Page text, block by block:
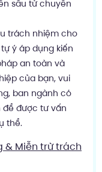
sâu từ chuyên
trách nhiệm cho
ý áp dụng kiến
an toàn và
của bạn, vui
ban ngành có
để được tư vấn
thể.
& Miễn trừ trách